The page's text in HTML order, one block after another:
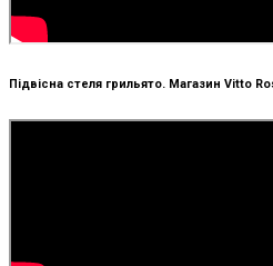
Підвісна стеля грильято. Магазин Vitto